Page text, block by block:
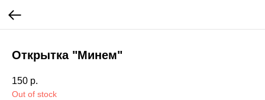
Открытка "Минем"
150 р.
Out of stock